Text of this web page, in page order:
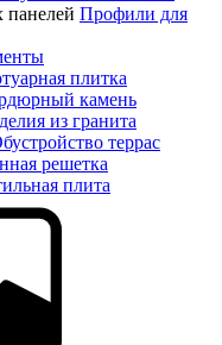
Профили для
плитка
камень
из гранита
террас
решетка
плита